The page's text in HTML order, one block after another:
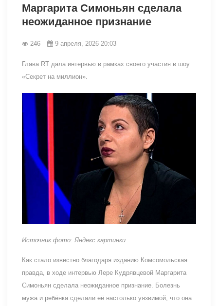
Маргарита Симоньян сделала
неожиданное признание
246 9 апреля, 2026 20:03
Глава RT дала интервью в рамках своего участия в шоу
«Секрет на миллион».
Источник фото: Яндекс картинки
Как стало известно благодаря изданию Комсомольская
правда, в ходе интервью Лере Кудрявцевой Маргарита
Симоньян сделала неожиданное признание. Болезнь
мужа и ребёнка сделали её настолько уязвимой, что она